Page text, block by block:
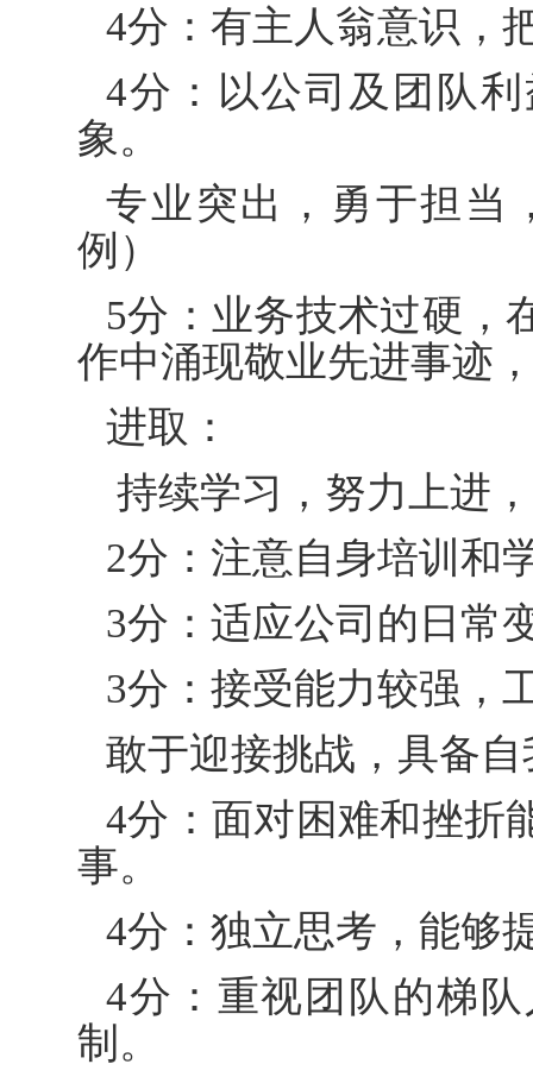
4分：有主人翁意识，
4分：以公司及团队
象。
专业突出，勇于担当
例）
5分：业务技术过硬，
作中涌现敬业先进事迹
进取：
持续学习，努力上进
2分：注意自身培训和
3分：适应公司的日常
3分：接受能力较强，
敢于迎接挑战，具备
4分：面对困难和挫折
事。
4分：独立思考，能够
4分：重视团队的梯
制。